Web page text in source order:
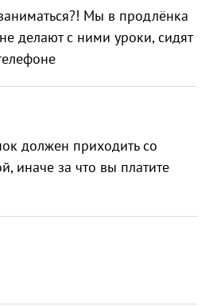
Мы в продлёнка
делают с ними уроки, сидят
должен приходить со
иначе за что вы платите